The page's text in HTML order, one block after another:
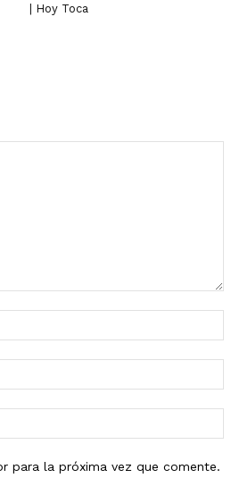
| Hoy Toca
para la próxima vez que comente.